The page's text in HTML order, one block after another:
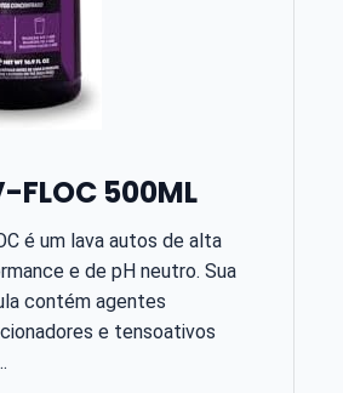
500ML
é um lava autos de alta
e de pH neutro. Sua
contém agentes
e tensoativos